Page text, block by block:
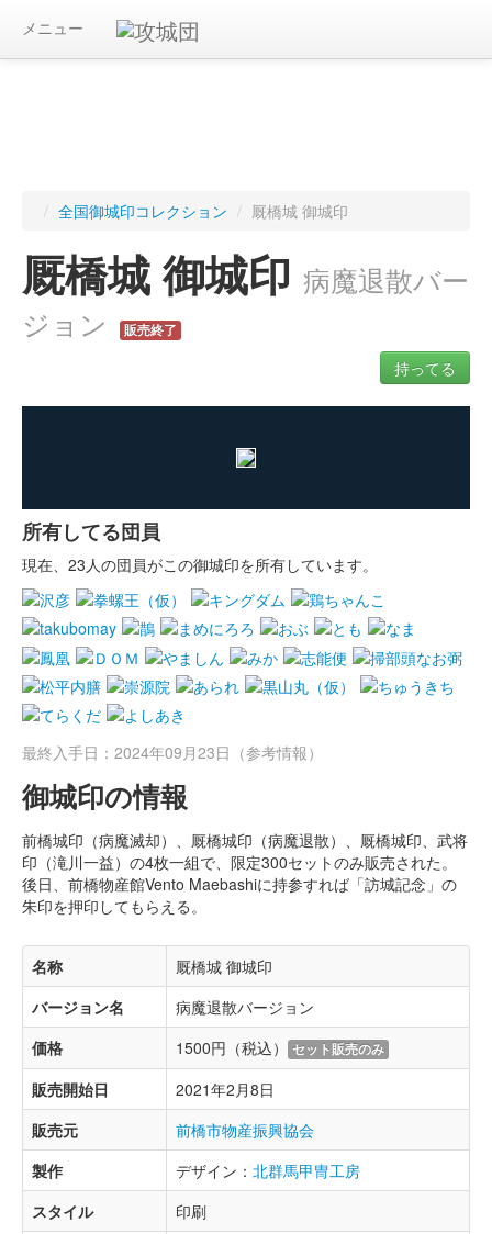
メニュー
/ 全国御城印コレクション / 厩橋城 御城印
厩橋城 御城印 病魔退散バー
ジョン
販売終了
持ってる
所有してる団員
現在、23人の団員がこの御城印を所有しています。
最終入手日：2024年09月23日（参考情報）
御城印の情報
前橋城印（病魔滅却）、厩橋城印（病魔退散）、厩橋城印、武将
印（滝川一益）の4枚一組で、限定300セットのみ販売された。
後日、前橋物産館Vento Maebashiに持参すれば「訪城記念」の
朱印を押印してもらえる。
名称
厩橋城 御城印
バージョン名
病魔退散バージョン
価格
1500円（税込） セット販売のみ
販売開始日
2021年2月8日
販売元
前橋市物産振興協会
製作
デザイン： 北群馬甲冑工房
スタイル
印刷